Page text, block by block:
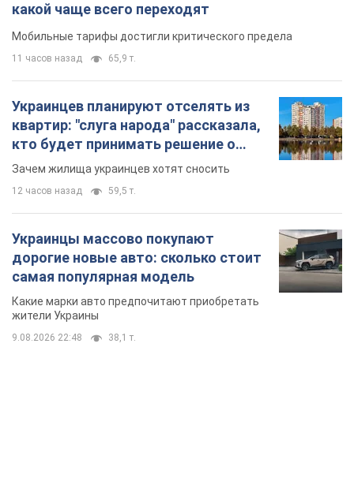
какой чаще всего переходят
Мобильные тарифы достигли критического предела
11 часов назад 65,9 т.
Украинцев планируют отселять из
квартир: "слуга народа" рассказала,
кто будет принимать решение о
сносе домов
Зачем жилища украинцев хотят сносить
12 часов назад 59,5 т.
Украинцы массово покупают
дорогие новые авто: сколько стоит
самая популярная модель
Какие марки авто предпочитают приобретать
жители Украины
9.08.2026 22:48 38,1 т.